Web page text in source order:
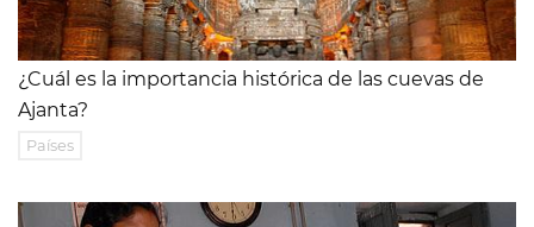
¿Cuál es la importancia histórica de las cuevas de
Ajanta?
Países